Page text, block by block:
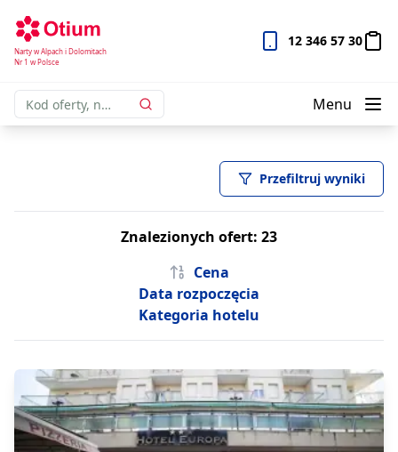
Narty w Alpach i Dolomitach
Nr 1 w Polsce
12 346 57 30
Menu
Przefiltruj wyniki
Znalezionych ofert: 23
Cena
Data rozpoczęcia
Kategoria hotelu